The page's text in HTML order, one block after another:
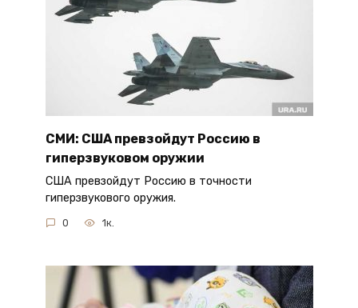
СМИ: США превзойдут Россию в
гиперзвуковом оружии
США превзойдут Россию в точности
гиперзвукового оружия.
0 1к.